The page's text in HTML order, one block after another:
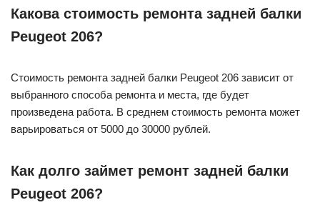
Какова стоимость ремонта задней балки
Peugeot 206?
Стоимость ремонта задней балки Peugeot 206 зависит от
выбранного способа ремонта и места, где будет
произведена работа. В среднем стоимость ремонта может
варьироваться от 5000 до 30000 рублей.
Как долго займет ремонт задней балки
Peugeot 206?